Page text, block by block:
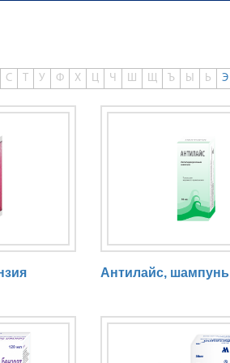
С Т У Ф Х Ц Ч Ш Щ Ъ Ы Ь Э
Антилайс, шампунь